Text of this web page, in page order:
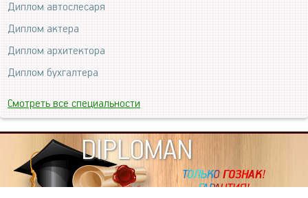
Диплом автослесаря
Диплом актера
Диплом архитектора
Диплом бухгалтера
Смотреть все специальности
DIPLOMAN